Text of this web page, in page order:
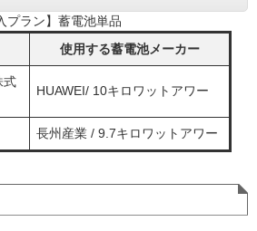
プラン】蓄電池単品
使用する蓄電池メーカー
式
HUAWEI/ 10キロワットアワー
長州産業 / 9.7キロワットアワー